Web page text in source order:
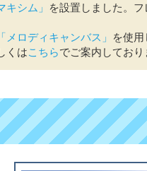
キシム」
を設置しました。
「メロディキャンバス」
を使
くはこちらでご案内しており